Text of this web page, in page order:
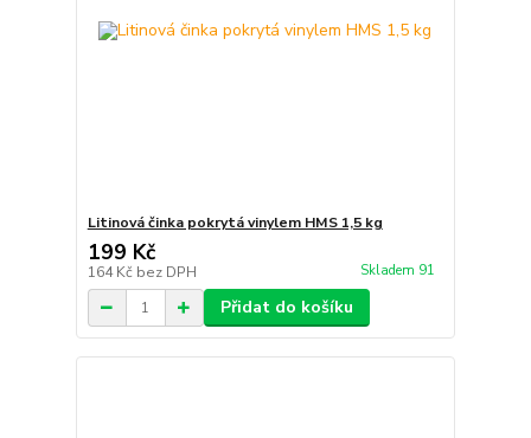
Litinová činka pokrytá vinylem HMS 1,5 kg
199 Kč
164 Kč bez DPH Skladem 91
Přidat do košíku